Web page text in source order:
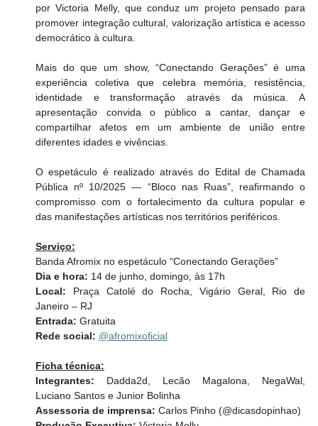
por Victoria Melly, que conduz um projeto pensado para
promover integração cultural, valorização artística e acesso
democrático à cultura.
Mais do que um show, “Conectando Gerações” é uma
experiência coletiva que celebra memória, resistência,
identidade e transformação através da música. A
apresentação convida o público a cantar, dançar e
compartilhar afetos em um ambiente de união entre
diferentes idades e vivências.
O espetáculo é realizado através do Edital de Chamada
Pública nº 10/2025 — “Bloco nas Ruas”, reafirmando o
compromisso com o fortalecimento da cultura popular e
das manifestações artísticas nos territórios periféricos.
Serviço:
Banda Afromix no espetáculo “Conectando Gerações”
Dia e hora: 14 de junho, domingo, às 17h
Local: Praça Catolé do Rocha, Vigário Geral, Rio de
Janeiro – RJ
Entrada: Gratuita
Rede social: @afromixoficial
Ficha técnica:
Integrantes: Dadda2d, Lecão Magalona, NegaWal,
Luciano Santos e Junior Bolinha
Assessoria de imprensa: Carlos Pinho (@dicasdopinhao)